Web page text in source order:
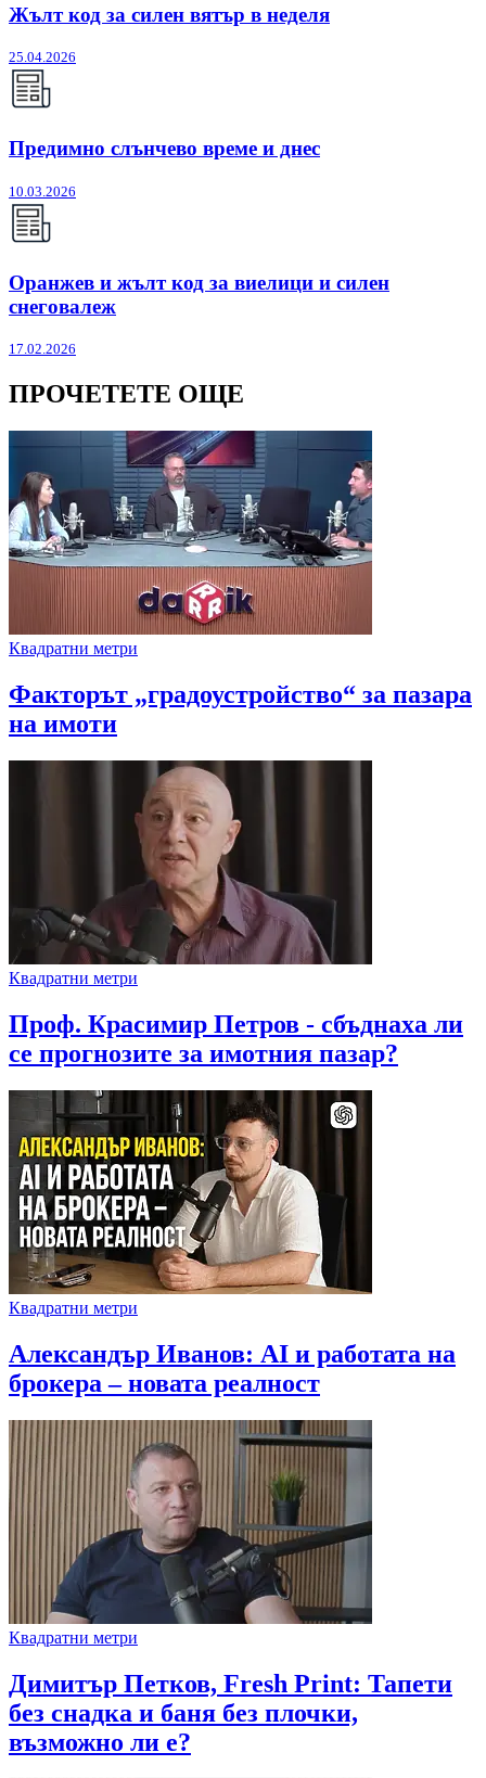
Жълт код за силен вятър в неделя
25.04.2026
Предимно слънчево време и днес
10.03.2026
Оранжев и жълт код за виелици и силен
снеговалеж
17.02.2026
ПРОЧЕТЕТЕ ОЩЕ
Квадратни метри
Факторът „градоустройство“ за пазара
на имоти
Квадратни метри
Проф. Красимир Петров - сбъднаха ли
се прогнозите за имотния пазар?
Квадратни метри
Александър Иванов: AI и работата на
брокера – новата реалност
Квадратни метри
Димитър Петков, Fresh Print: Тапети
без снадка и баня без плочки,
възможно ли е?